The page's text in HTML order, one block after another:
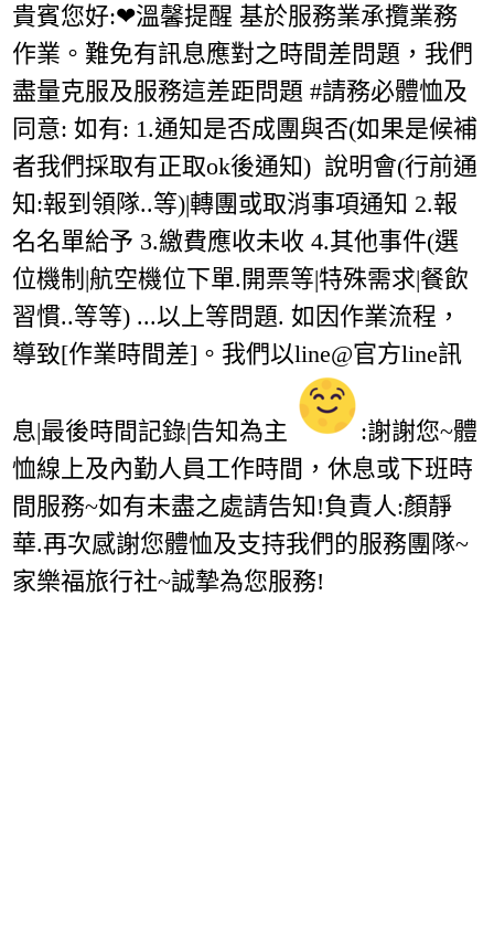
貴賓您好:❤溫馨提醒 基於服務業承攬業務
作業。難免有訊息應對之時間差問題，我們
盡量克服及服務這差距問題 #請務必體恤及
同意: 如有: 1.通知是否成團與否(如果是候補
者我們採取有正取ok後通知) 說明會(行前通
知:報到領隊..等)|轉團或取消事項通知 2.報
名名單給予 3.繳費應收未收 4.其他事件(選
位機制|航空機位下單.開票等|特殊需求|餐飲
習慣..等等) ...以上等問題. 如因作業流程，
導致[作業時間差]。我們以line@官方line訊
息|最後時間記錄|告知為主
:謝謝您~體
恤線上及內勤人員工作時間，休息或下班時
間服務~如有未盡之處請告知!負責人:顏靜
華.再次感謝您體恤及支持我們的服務團隊~
家樂福旅行社~誠摯為您服務!